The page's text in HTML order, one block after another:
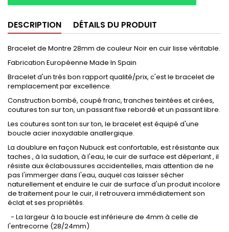
DESCRIPTION DÉTAILS DU PRODUIT
Bracelet de Montre 28mm de couleur Noir en cuir lisse véritable.
Fabrication Européenne Made In Spain
Bracelet d'un très bon rapport qualité/prix, c'est le bracelet de
remplacement par excellence.
Construction bombé, coupé franc, tranches teintées et cirées,
coutures ton sur ton, un passant fixe rebordé et un passant libre.
Les coutures sont ton sur ton, le bracelet est équipé d'une
boucle acier inoxydable anallergique.
La doublure en façon Nubuck est confortable, est résistante aux
taches , à la sudation, à l'eau, le cuir de surface est déperlant , il
résiste aux éclaboussures accidentelles, mais attention de ne
pas l'immerger dans l'eau, auquel cas laisser sécher
naturellement et enduire le cuir de surface d'un produit incolore
de traitement pour le cuir, il retrouvera immédiatement son
éclat et ses propriétés.
- La largeur à la boucle est inférieure de 4mm à celle de
l'entrecorne (28/24mm)